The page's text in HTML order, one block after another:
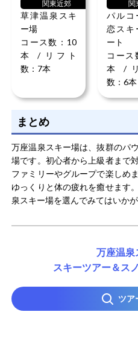
関東近郊
草津温泉スキ
ー場
コース数：10
本 / リフト
数：7本
関
パルコ
恋スキ
ート
コース
本 /
数：6本
まとめ
万座温泉スキー場は、抜群のパ
場です。初心者から上級者まで
ファミリーやグループで楽しめ
ゆっくりと体の疲れを癒せます
泉スキー場を選んでみてはいかが
万座温泉
スキーツアー＆ス
ツア